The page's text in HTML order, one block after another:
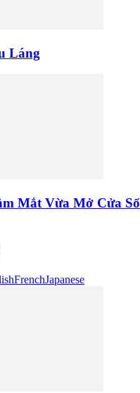
Láng
Mắt Vừa Mở Cửa Sổ
FrenchJapanese